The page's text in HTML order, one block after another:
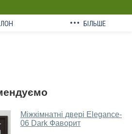
БІЛЬШЕ
Міжкімнатні двері Elegance-
06 Dark Фаворит